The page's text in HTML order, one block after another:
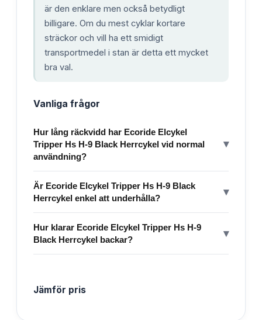
är den enklare men också betydligt
billigare. Om du mest cyklar kortare
sträckor och vill ha ett smidigt
transportmedel i stan är detta ett mycket
bra val.
Vanliga frågor
Hur lång räckvidd har Ecoride Elcykel
Tripper Hs H-9 Black Herrcykel vid normal
användning?
▾
Är Ecoride Elcykel Tripper Hs H-9 Black
Herrcykel enkel att underhålla?
▾
Hur klarar Ecoride Elcykel Tripper Hs H-9
Black Herrcykel backar?
▾
Jämför pris